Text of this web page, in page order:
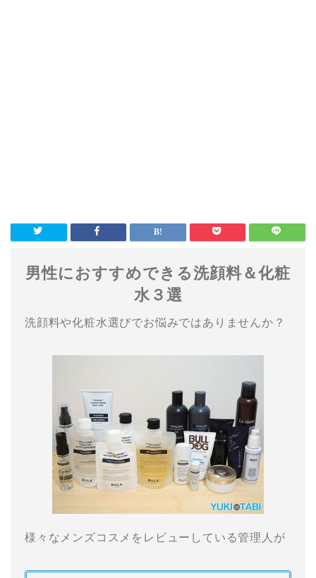
男性におすすめできる洗顔料＆化粧
水３選
洗顔料や化粧水選びでお悩みではありませんか？
様々なメンズコスメをレビューしている管理人が